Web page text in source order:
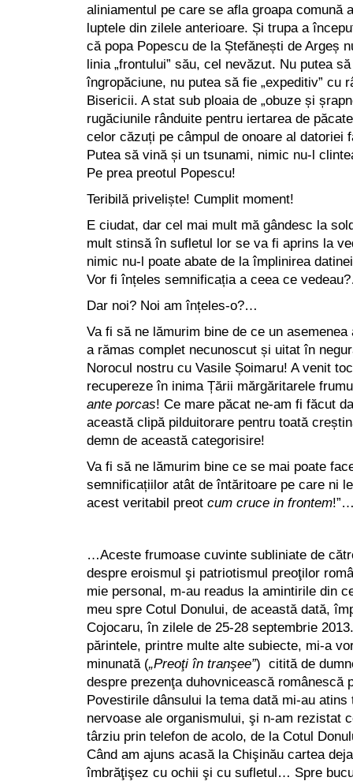
aliniamentul pe care se afla groapa comună
luptele din zilele anterioare. Și trupa a
că popa Popescu de la Ștefănești de Argeș
linia „frontului” său, cel nevăzut. Nu putea
îngropăciune, nu putea să fie „expeditiv” cu
Bisericii. A stat sub ploaia de „obuze și
rugăciunile rânduite pentru iertarea de
celor căzuți pe câmpul de onoare al
Putea să vină și un tsunami, nimic nu-l
Pe prea preotul Popescu!
Teribilă priveliște! Cumplit moment!
E ciudat, dar cel mai mult mă gândesc la
mult stinsă în sufletul lor se va fi aprins la
nimic nu-l poate abate de la împlinirea
Vor fi înțeles semnificația a ceea ce
Dar noi? Noi am înțeles-o?…
Va fi să ne lămurim bine de ce un
a rămas complet necunoscut și uitat în
Norocul nostru cu Vasile Șoimaru! A venit
recupereze în inima Țării mărgăritarele
ante porcas! Ce mare păcat ne-am fi făcut
această clipă pilduitorare pentru toată
demn de această categorisire!
Va fi să ne lămurim bine ce se mai poate
semnificațiilor atât de întăritoare pe care ni
acest veritabil preot cum cruce in frontem
…Aceste frumoase cuvinte subliniate de
despre eroismul şi patriotismul preoţilor
mie personal, m-au readus la amintirile din
meu spre Cotul Donului, de această dată,
Cojocaru, în zilele de 25-28 septembrie
părintele, printre multe alte subiecte, mi-a
minunată („Preoţi în tranşee”) citită de
despre prezenţa duhovnicească românescă
Povestirile dânsului la tema dată mi-au
nervoase ale organismului, şi n-am rezistat
târziu prin telefon de acolo, de la Cotul
Când am ajuns acasă la Chişinău cartea
îmbrăţişez cu ochii şi cu sufletul… Spre